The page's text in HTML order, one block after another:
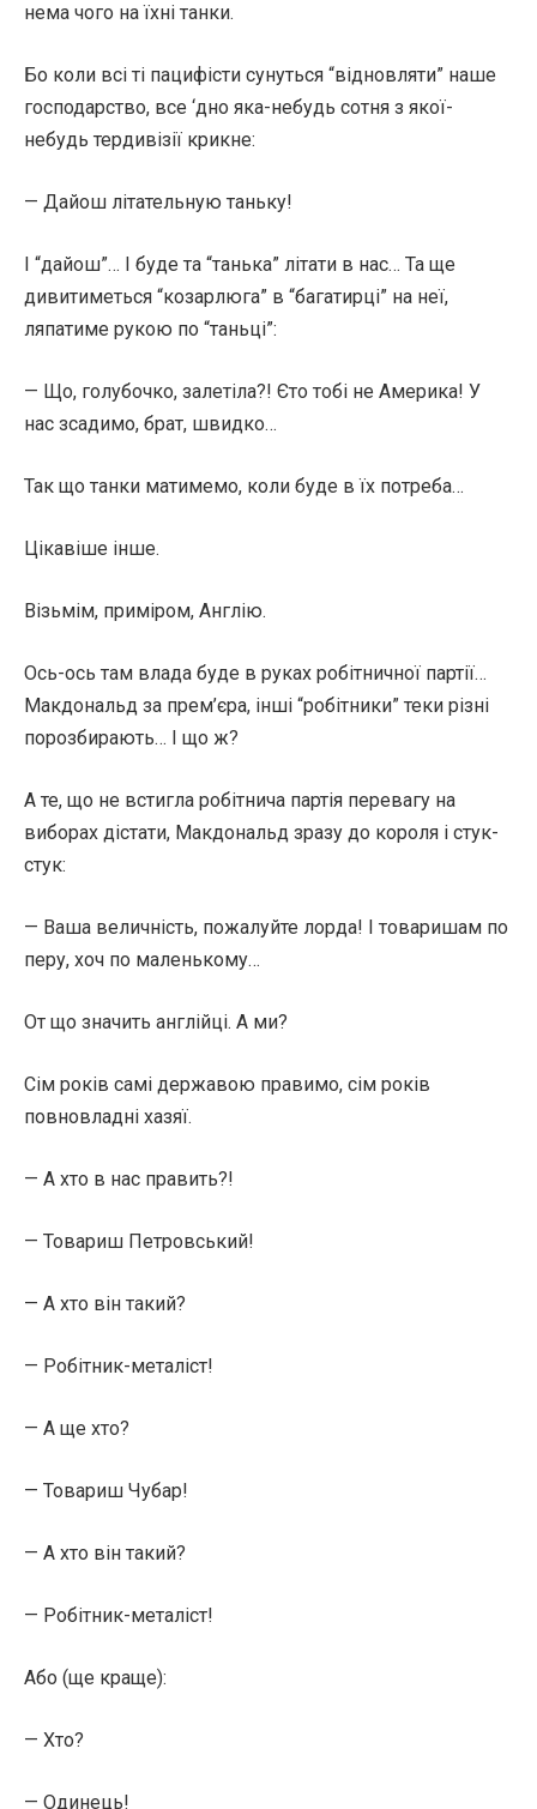
нема чого на їхні танки.
Бо коли всі ті пацифісти сунуться “відновляти” наше
господарство, все ‘дно яка-небудь сотня з якої-
небудь тердивізії крикне:
— Дайош літательную таньку!
І “дайош”… І буде та “танька” літати в нас… Та ще
дивитиметься “козарлюга” в “багатирці” на неї,
ляпатиме рукою по “таньці”:
— Що, голубочко, залетіла?! Єто тобі не Америка! У
нас зсадимо, брат, швидко…
Так що танки матимемо, коли буде в їх потреба…
Цікавіше інше.
Візьмім, приміром, Англію.
Ось-ось там влада буде в руках робітничної партії…
Макдональд за прем’єра, інші “робітники” теки різні
порозбирають… І що ж?
А те, що не встигла робітнича партія перевагу на
виборах дістати, Макдональд зразу до короля і стук-
стук:
— Ваша величність, пожалуйте лорда! І товаришам по
перу, хоч по маленькому…
От що значить англійці. А ми?
Сім років самі державою правимо, сім років
повновладні хазяї.
— А хто в нас править?!
— Товариш Петровський!
— А хто він такий?
— Робітник-металіст!
— А ще хто?
— Товариш Чубар!
— А хто він такий?
— Робітник-металіст!
Або (ще краще):
— Хто?
— Одинець!